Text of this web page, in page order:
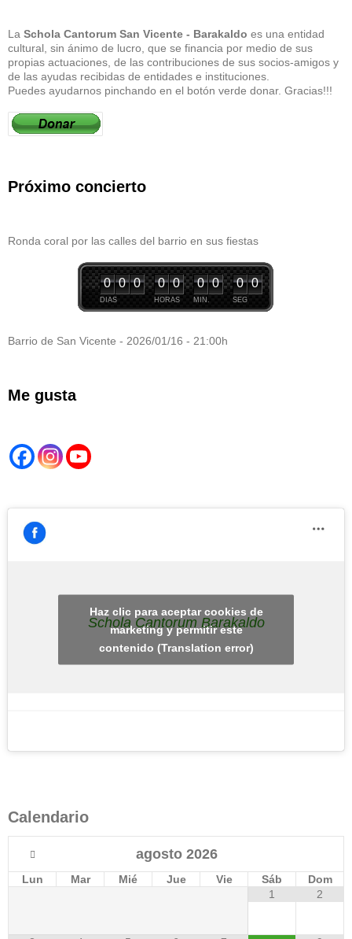
La Schola Cantorum San Vicente - Barakaldo es una entidad
cultural, sin ánimo de lucro, que se financia por medio de sus
propias actuaciones, de las contribuciones de sus socios-amigos y
de las ayudas recibidas de entidades e instituciones.
Puedes ayudarnos pinchando en el botón verde donar. Gracias!!!
Próximo concierto
Ronda coral por las calles del barrio en sus fiestas
DIAS
0 0 0
HORAS
0 0
MIN.
0 0
SEG
0 0
Barrio de San Vicente - 2026/01/16 - 21:00h
Me gusta
Schola Cantorum Barakaldo
Haz clic para aceptar cookies de
marketing y permitir este
contenido (Translation error)
Calendario
agosto 2026
Lun Mar Mié Jue Vie Sáb
Dom
1
2